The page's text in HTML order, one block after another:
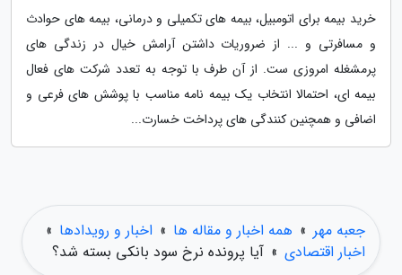
خرید بیمه برای اتومبیل، بیمه های تکمیلی و درمانی، بیمه های حوادث
و مسافرتی و ... از ضروریات داشتن آرامش خیال در زندگی های
پرمشغله امروزی ست. از آن طرف با توجه به تعدد شرکت های فعال
بیمه ای، احتمالا انتخاب یک بیمه نامه مناسب با پوشش های فرعی و
اضافی و همچنین کنندگی های پرداخت خسارت...
جعبه مهر » همه اخبار و مقاله ها » اخبار و رویدادها »
اخبار اقتصادی » آیا پرونده نرخ سود بانکی بسته شد؟